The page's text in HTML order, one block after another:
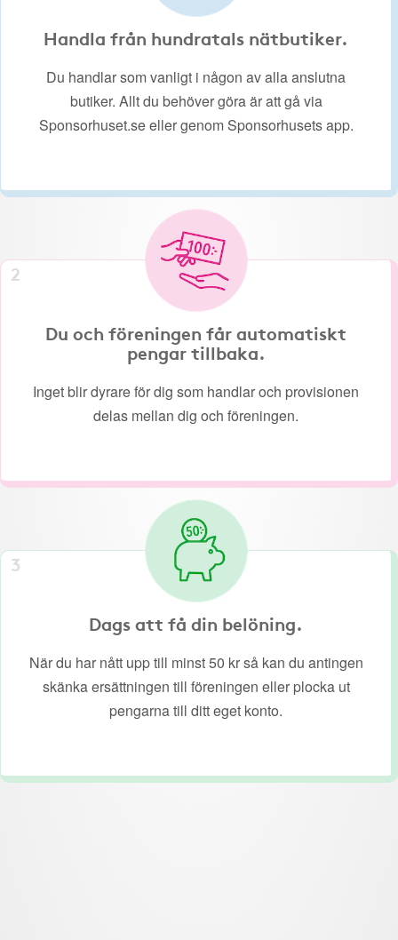
Handla från hundratals nätbutiker.
Du handlar som vanligt i någon av alla anslutna
butiker. Allt du behöver göra är att gå via
Sponsorhuset.se eller genom Sponsorhusets app.
2
Du och föreningen får automatiskt
pengar tillbaka.
Inget blir dyrare för dig som handlar och provisionen
delas mellan dig och föreningen.
3
Dags att få din belöning.
När du har nått upp till minst 50 kr så kan du antingen
skänka ersättningen till föreningen eller plocka ut
pengarna till ditt eget konto.